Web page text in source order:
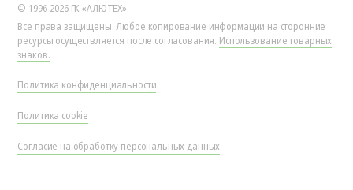
© 1996-2026 ГК «АЛЮТЕХ»
Все права защищены. Любое копирование информации на сторонние
ресурсы осуществляется после согласования. Использование товарных
знаков.
Политика конфиденциальности
Политика cookie
Согласие на обработку персональных данных